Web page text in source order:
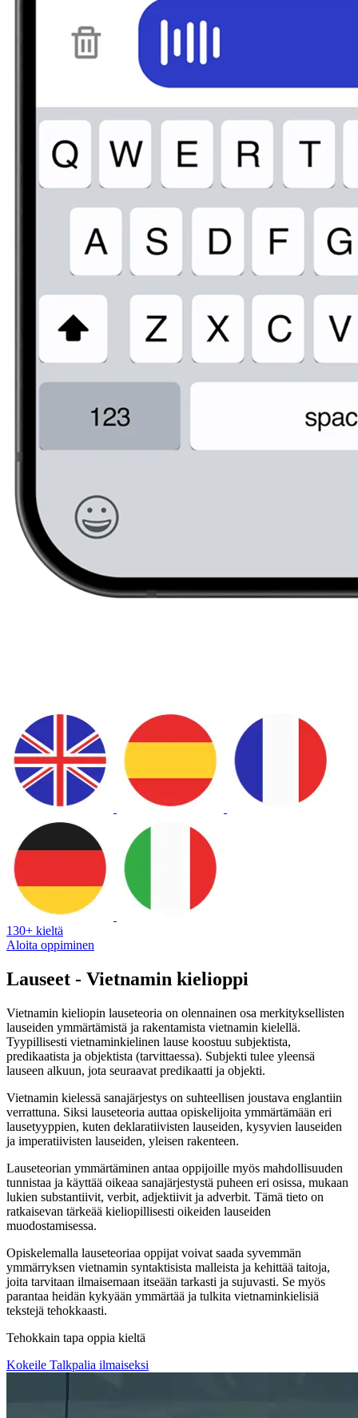
130+ kieltä
Aloita oppiminen
Lauseet - Vietnamin kielioppi
Vietnamin kieliopin lauseteoria on olennainen osa merkityksellisten
lauseiden ymmärtämistä ja rakentamista vietnamin kielellä.
Tyypillisesti vietnaminkielinen lause koostuu subjektista,
predikaatista ja objektista (tarvittaessa). Subjekti tulee yleensä
lauseen alkuun, jota seuraavat predikaatti ja objekti.
Vietnamin kielessä sanajärjestys on suhteellisen joustava englantiin
verrattuna. Siksi lauseteoria auttaa opiskelijoita ymmärtämään eri
lausetyyppien, kuten deklaratiivisten lauseiden, kysyvien lauseiden
ja imperatiivisten lauseiden, yleisen rakenteen.
Lauseteorian ymmärtäminen antaa oppijoille myös mahdollisuuden
tunnistaa ja käyttää oikeaa sanajärjestystä puheen eri osissa, mukaan
lukien substantiivit, verbit, adjektiivit ja adverbit. Tämä tieto on
ratkaisevan tärkeää kieliopillisesti oikeiden lauseiden
muodostamisessa.
Opiskelemalla lauseteoriaa oppijat voivat saada syvemmän
ymmärryksen vietnamin syntaktisista malleista ja kehittää taitoja,
joita tarvitaan ilmaisemaan itseään tarkasti ja sujuvasti. Se myös
parantaa heidän kykyään ymmärtää ja tulkita vietnaminkielisiä
tekstejä tehokkaasti.
Tehokkain tapa oppia kieltä
Kokeile Talkpalia ilmaiseksi